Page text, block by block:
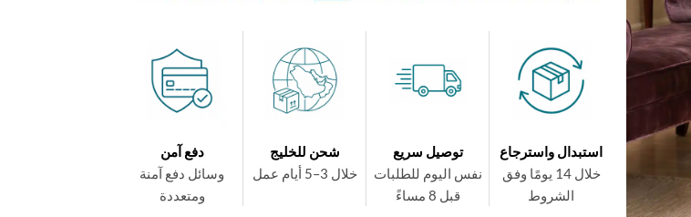
استبدال واسترجاع
خلال 14 يومًا وفق
الشروط
توصيل سريع
نفس اليوم للطلبات
قبل 8 مساءً
شحن للخليج
خلال 3–5 أيام عمل
دفع آمن
وسائل دفع آمنة
ومتعددة